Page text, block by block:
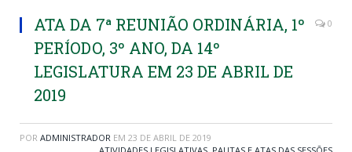
ATA DA 7ª REUNIÃO ORDINÁRIA, 1º
PERÍODO, 3º ANO, DA 14º
LEGISLATURA EM 23 DE ABRIL DE
2019
0
POR ADMINISTRADOR EM 23 DE ABRIL DE 2019